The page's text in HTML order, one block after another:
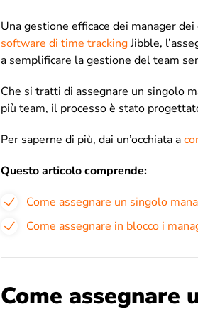
Una gestione efficace dei manager
software di time trackingJibble,
a semplificare la gestione del team
Che si tratti di assegnare un singolo
più team, il processo è stato
Per saperne di più, dai un’occhiata a
Questo articolo comprende:
Come assegnare un singolo
Come assegnare in blocco i
Come assegnare